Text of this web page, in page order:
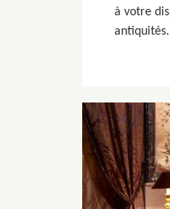
à votre
antiquités.